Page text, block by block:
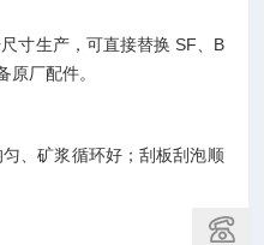
寸生产，可直接替换 SF、B
原厂配件。
、矿浆循环好；刮板刮泡顺